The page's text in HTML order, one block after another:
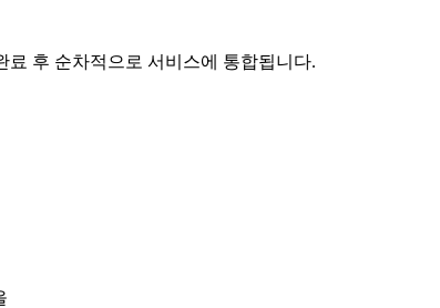
후 순차적으로 서비스에 통합됩니다.